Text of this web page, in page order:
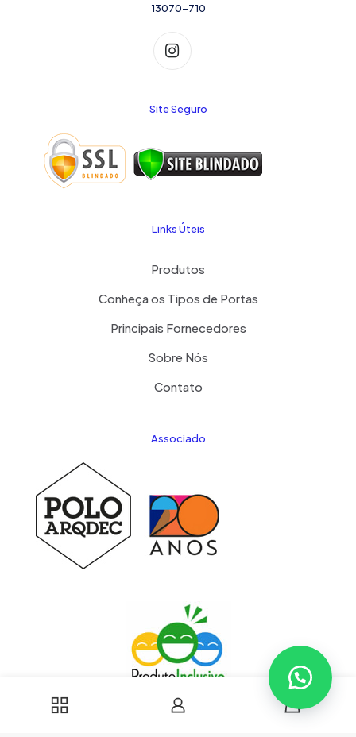
13070-710
Site Seguro
Links Úteis
Produtos
Conheça os Tipos de Portas
Principais Fornecedores
Sobre Nós
Contato
Associado